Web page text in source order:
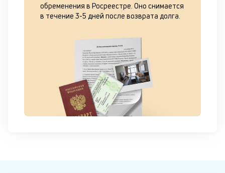
обременения в Росреестре. Оно снимается
в течение 3-5 дней после возврата долга.